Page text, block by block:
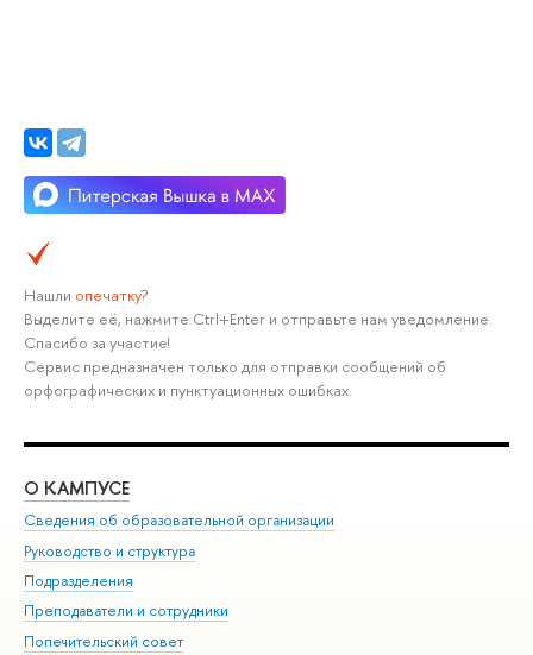
Нашли опечатку?
Выделите её, нажмите Ctrl+Enter и отправьте нам уведомление.
Спасибо за участие!
Сервис предназначен только для отправки сообщений об
орфографических и пунктуационных ошибках.
О КАМПУСЕ
Сведения об образовательной организации
Руководство и структура
Подразделения
Преподаватели и сотрудники
Попечительский совет